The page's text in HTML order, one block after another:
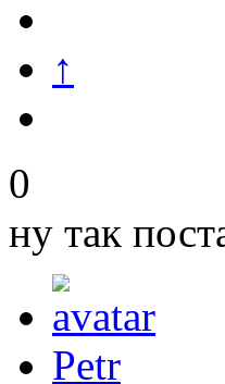
↑
0
ну так
Petr